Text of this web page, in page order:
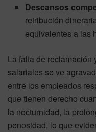
Descansos
retribución
equivalentes a las
La falta de reclamación
salariales se ve
entre los empleados
que tienen derecho
la nocturnidad, la
penosidad, lo que